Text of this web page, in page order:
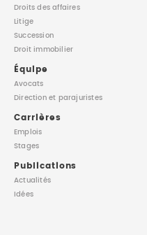
Droits des affaires
Litige
Succession
Droit immobilier
Équipe
Avocats
Directionet parajuristes
Carrières
Emplois
Stages
Publications
Actualités
Idées